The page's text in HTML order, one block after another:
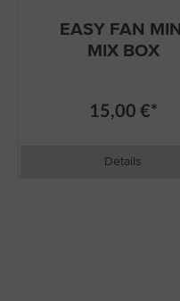
EASY FAN MINI
MIX BOX
15,00 €*
Details